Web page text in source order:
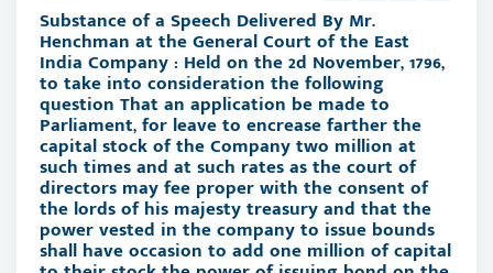
Substance of a Speech Delivered By Mr.
Henchman at the General Court of the East
India Company : Held on the 2d November, 1796,
to take into consideration the following
question That an application be made to
Parliament, for leave to encrease farther the
capital stock of the Company two million at
such times and at such rates as the court of
directors may fee proper with the consent of
the lords of his majesty treasury and that the
power vested in the company to issue bounds
shall have occasion to add one million of capital